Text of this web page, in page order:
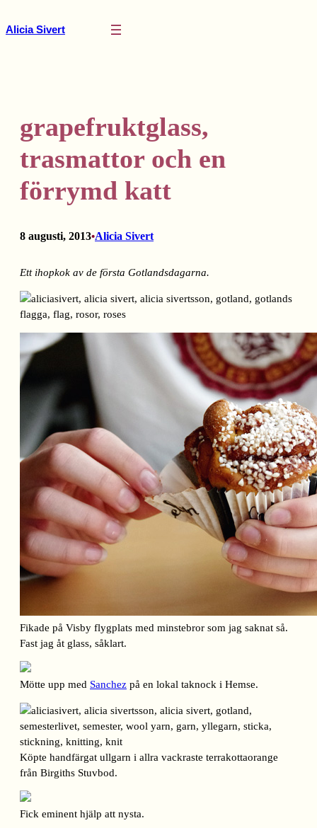
till
Alicia Sivert
grapefruktglass,
trasmattor och en
förrymd katt
8 augusti, 2013•Alicia Sivert
Ett ihopkok av de första Gotlandsdagarna.
Fikade på Visby flygplats med minstebror som jag saknat så.
Fast jag åt glass, såklart.
Mötte upp med Sanchez på en lokal taknock i Hemse.
Köpte handfärgat ullgarn i allra vackraste terrakottaorange
från Birgiths Stuvbod.
Fick eminent hjälp att nysta.